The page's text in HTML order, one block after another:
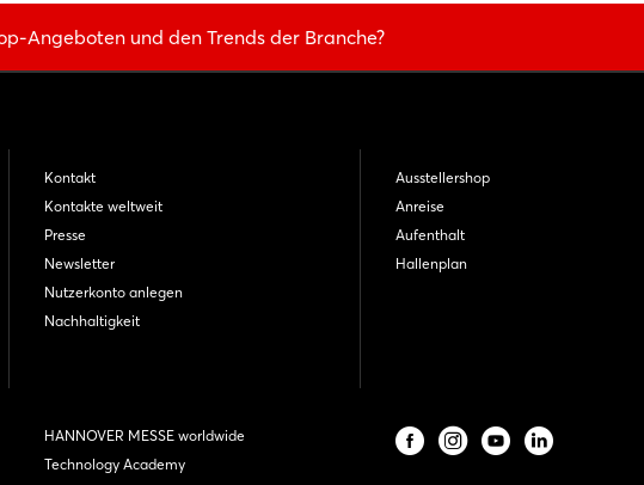
Angeboten und den Trends der Branche?
Kontakt
Kontakte weltweit
Presse
Newsletter
Nutzerkonto anlegen
Nachhaltigkeit
Ausstellershop
Anreise
Aufenthalt
Hallenplan
HANNOVER MESSE worldwide
Technology Academy